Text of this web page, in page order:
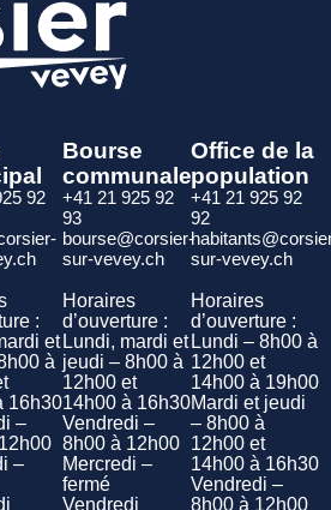
92
:
et
à
16h30
–
–
Bourse
communale
+41 21 925 92
93
bourse@corsier-
sur-vevey.ch
Horaires
d’ouverture :
Lundi, mardi et
jeudi – 8h00 à
12h00 et
14h00 à 16h30
Vendredi –
8h00 à 12h00
Mercredi –
fermé
Vendredi
Office de la
population
+41 21 925 92
92
sur-vevey.ch
Horaires
d’ouverture :
Lundi – 8h00 à
12h00 et
14h00 à 19h00
Mardi et jeudi
– 8h00 à
12h00 et
14h00 à 16h30
Vendredi –
8h00 à 12h00